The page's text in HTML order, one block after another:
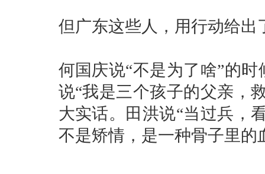
但广东这些人，用行动给
何国庆说“不是为了啥”的
说“我是三个孩子的父亲，
大实话。田洪说“当过兵，
不是矫情，是一种骨子里的